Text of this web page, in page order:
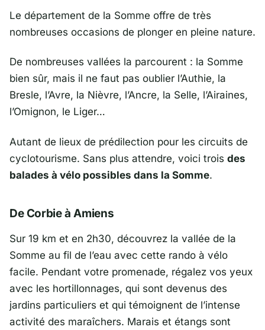
Le département de la Somme offre de très
nombreuses occasions de plonger en pleine nature.
De nombreuses vallées la parcourent : la Somme
bien sûr, mais il ne faut pas oublier l’Authie, la
Bresle, l’Avre, la Nièvre, l’Ancre, la Selle, l’Airaines,
l’Omignon, le Liger…
Autant de lieux de prédilection pour les circuits de
cyclotourisme. Sans plus attendre, voici trois des
balades à vélo possibles dans la Somme.
De Corbie à Amiens
Sur 19 km et en 2h30, découvrez la vallée de la
Somme au fil de l’eau avec cette rando à vélo
facile. Pendant votre promenade, régalez vos yeux
avec les hortillonnages, qui sont devenus des
jardins particuliers et qui témoignent de l’intense
activité des maraîchers. Marais et étangs sont